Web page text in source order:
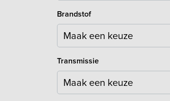
Brandstof
Maak een keuze
Transmissie